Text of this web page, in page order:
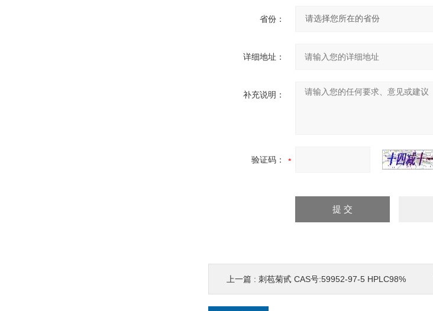
省份：
详细地址：
补充说明：
验证码：
上一篇 : 刺苞菊甙 CAS号:59952-97-5 HPLC98%